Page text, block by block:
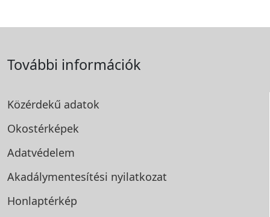
További információk
Közérdekű adatok
Okostérképek
Adatvédelem
Akadálymentesítési nyilatkozat
Honlaptérkép